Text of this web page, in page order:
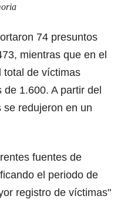
74 presuntos
mientras que en el
total de víctimas
1.600. A partir del
se redujeron en un
fuentes de
el periodo de
registro de víctimas"